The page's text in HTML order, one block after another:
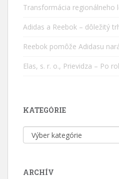
Transformácia regionálneho
Adidas a Reebok – dôležitý
Reebok pomôže Adidasu
Elas, s. r. o., Prievidza – Po
KATEGÓRIE
Kategórie
ARCHÍV